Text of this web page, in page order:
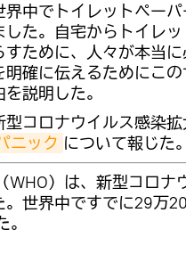
中でトイレットペー
た。自宅からトイレ
ために、人々が本当
確に伝えるためにこの
説明した。
コロナウイルス感染
ニック について報じた。
WHO）は、新型コロナ
世界中ですでに29万